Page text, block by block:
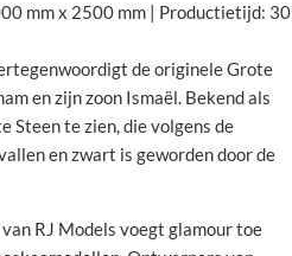
mm x 2500 mm | Productietijd: 30
de originele Grote
en zijn zoon Ismaël. Bekend als
Steen te zien, die volgens de
en zwart is geworden door de
RJ Models voegt glamour toe